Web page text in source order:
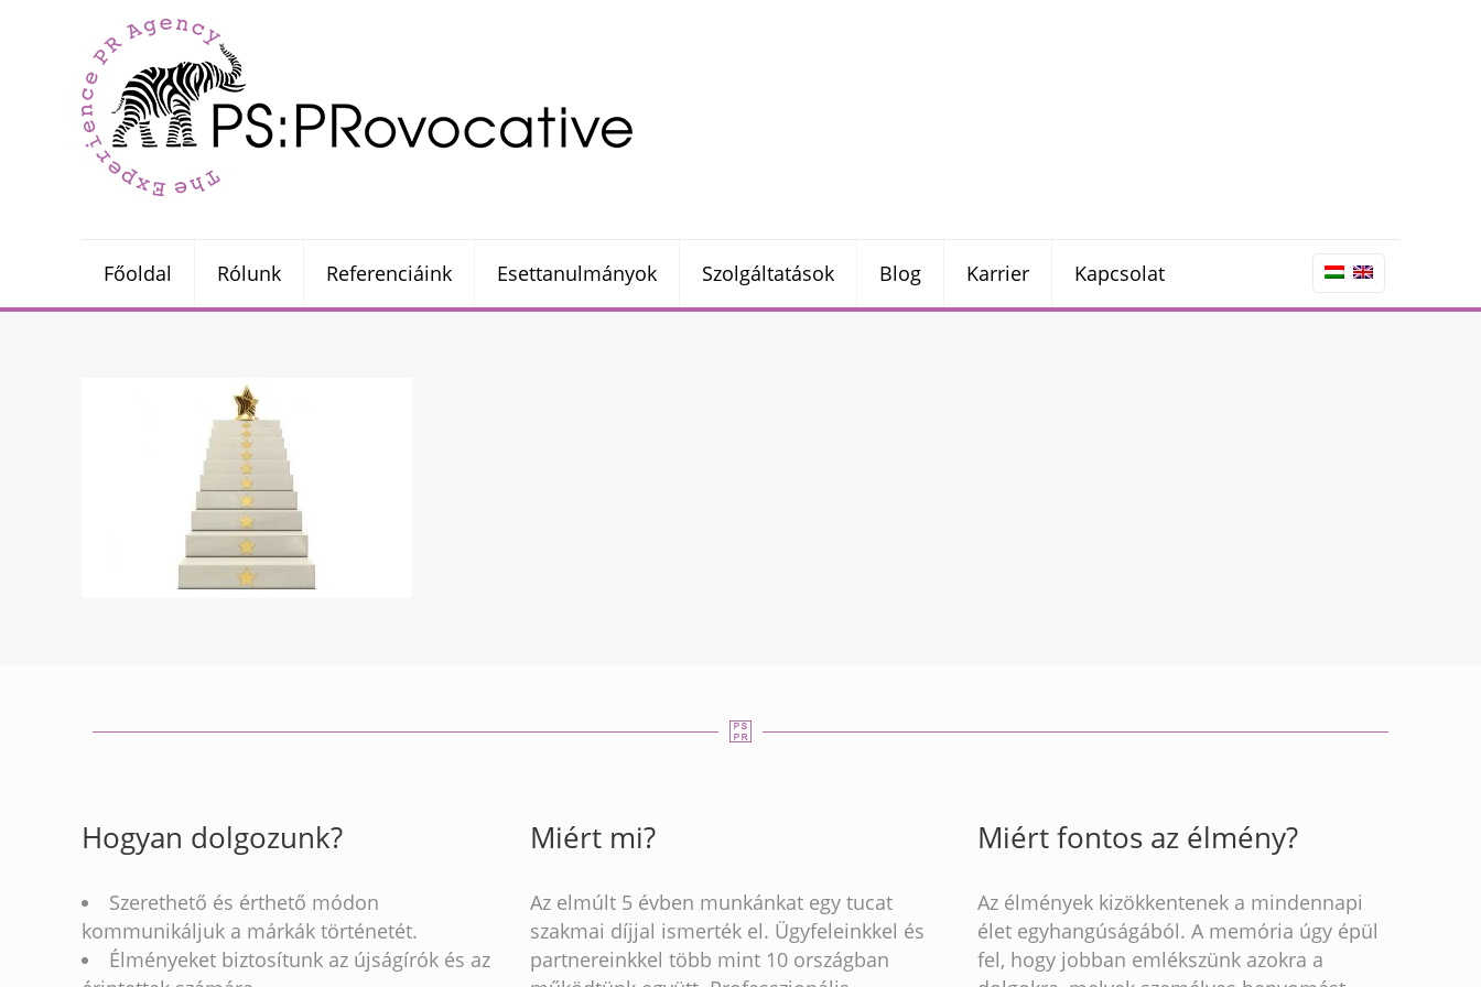
Főoldal Rólunk Referenciáink Esettanulmányok Szolgáltatások Blog Karrier Kapcsolat
Hogyan dolgozunk?
Szerethető és érthető módon
kommunikáljuk a márkák történetét.
Élményeket biztosítunk az újságírók és az
Miért mi?
Az elmúlt 5 évben munkánkat egy tucat
szakmai díjjal ismerték el. Ügyfeleinkkel és
partnereinkkel több mint 10 országban
Miért fontos az élmény?
Az élmények kizökkentenek a mindennapi
élet egyhangúságából. A memória úgy épül
fel, hogy jobban emlékszünk azokra a